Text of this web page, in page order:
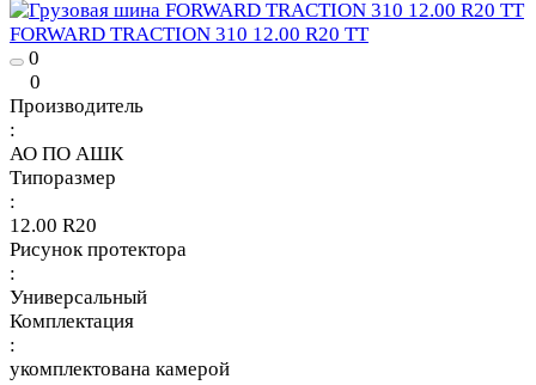
FORWARD TRACTION 310 12.00 R20 TT
0
0
Производитель
:
АО ПО АШК
Типоразмер
:
12.00 R20
Рисунок протектора
:
Универсальный
Комплектация
:
укомплектована камерой